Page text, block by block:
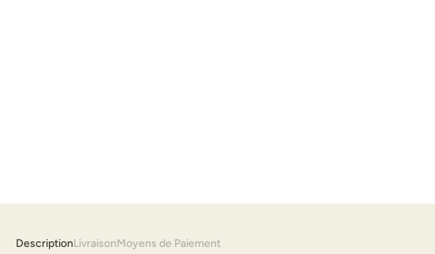
DescriptionLivraisonMoyens de Paiement